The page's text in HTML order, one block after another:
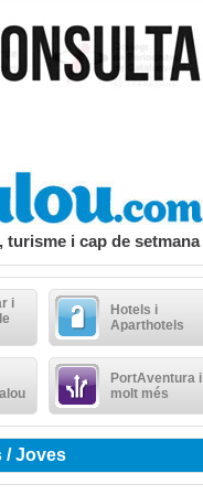
turisme i cap de setmana
i
Hotels i
Aparthotels
PortAventura i
molt més
/ Joves